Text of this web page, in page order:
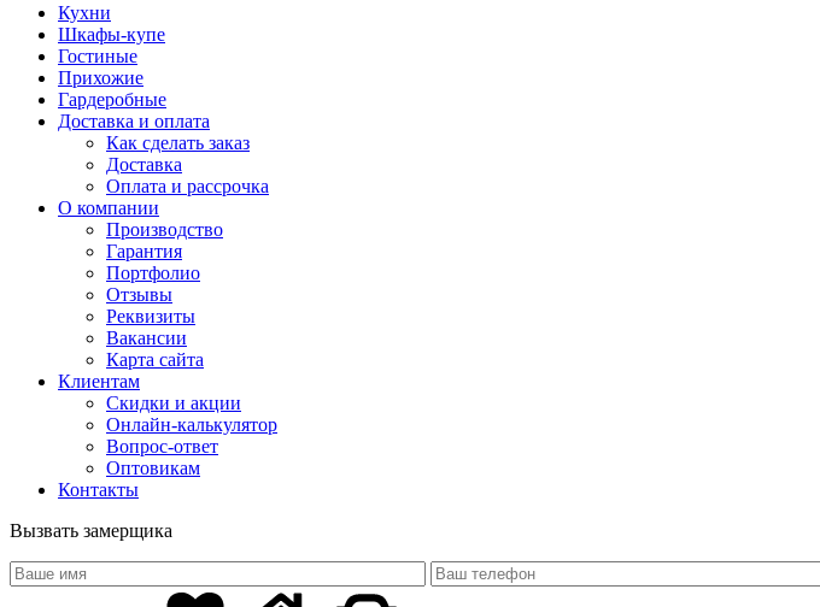
Кухни
Шкафы-купе
Гостиные
Прихожие
Гардеробные
Доставка и оплата
Как сделать заказ
Доставка
Оплата и рассрочка
О компании
Производство
Гарантия
Портфолио
Отзывы
Реквизиты
Вакансии
Карта сайта
Клиентам
Скидки и акции
Онлайн-калькулятор
Вопрос-ответ
Оптовикам
Контакты
Вызвать замерщика